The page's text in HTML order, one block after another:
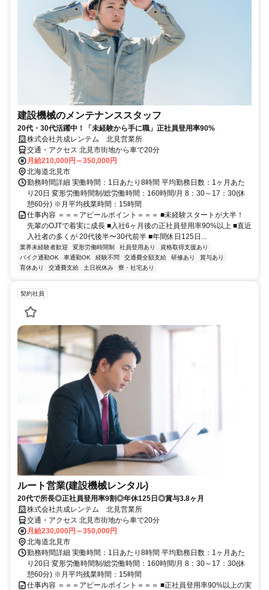
建設機械のメンテナンススタッフ
20代・30代活躍中！「未経験から手に職」正社員登用率90%
株式会社共成レンテム 北見営業所
交通・アクセス 北見市街地から車で20分
月給210,000円～350,000円
北海道北見市
勤務時間詳細 実働時間：1日あたり8時間 平均勤務日数：1ヶ月あた
り20日 変形労働時間制/総労働時間：160時間/月 8：30～17：30(休
憩60分) ※月平均残業時間：15時間
仕事内容 ＝＝＝アピールポイント＝＝＝ ■未経験スタートが大半！
先輩のOJTで着実に成長 ■入社6ヶ月後の正社員登用率90%以上 ■直近
入社者の多くが 20代後半〜30代前半 ■年間休日125日...
業界未経験者歓迎 変形労働時間制 社員登用あり
資格取得支援あり
バイク通勤OK
車通勤OK 経験不問 交通費全額支給 研修あり
賞与あり
育休あり
交通費支給 土日祝休み 寮・社宅あり
契約社員
ルート営業(建設機械レンタル)
20代で所長◎正社員登用率9割◎年休125日◎賞与3.8ヶ月
株式会社共成レンテム 北見営業所
交通・アクセス 北見市街地から車で20分
月給230,000円～350,000円
北海道北見市
勤務時間詳細 実働時間：1日あたり8時間 平均勤務日数：1ヶ月あた
り20日 変形労働時間制/総労働時間：160時間/月 8：30～17：30(休
憩60分) ※月平均残業時間：15時間
仕事内容 ＝＝＝アピールポイント＝＝＝ ■正社員登用率90%以上の実